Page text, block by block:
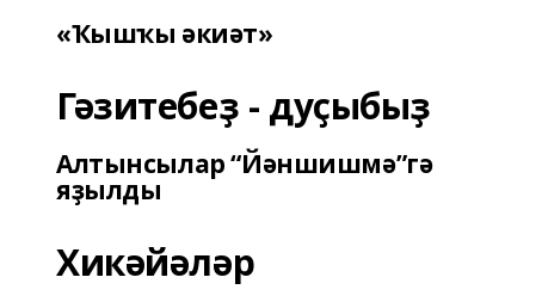
«Ҡышҡы әкиәт»
Гәзитебеҙ - дуҫыбыҙ
Алтынсылар “Йәншишмә”гә
яҙылды
Хикәйәләр